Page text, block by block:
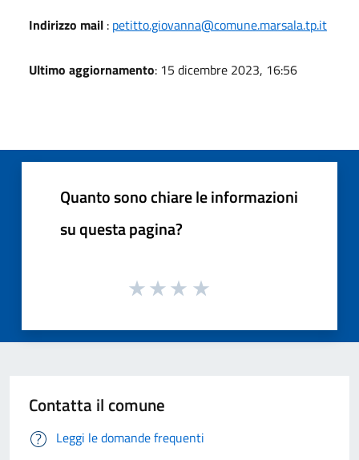
Indirizzo mail : petitto.giovanna@comune.marsala.tp.it
Ultimo aggiornamento: 15 dicembre 2023, 16:56
Quanto sono chiare le informazioni
su questa pagina?
Contatta il comune
Leggi le domande frequenti